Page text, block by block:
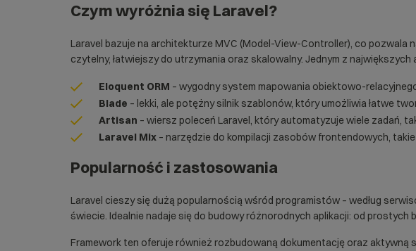
Czym wyróżnia się Laravel?
Laravel bazuje na architekturze MVC (Model-View-Controller), co pozwala
czytelny, łatwiejszy do utrzymania oraz skalowalny. Jednym z
Eloquent ORM – wygodny system mapowania obiektowo-
Blade – lekki, ale potężny silnik szablonów, który umożliwia łatwe
Artisan – wiersz poleceń Laravel, który automatyzuje wiele zadań,
Laravel Mix – narzędzie do kompilacji zasobów frontendowych, takie
Popularność i zastosowania
Laravel cieszy się dużą popularnością wśród programistów – według
świecie. Idealnie nadaje się do budowy różnorodnych aplikacji: od
Framework ten oferuje również rozbudowaną dokumentację oraz aktywną